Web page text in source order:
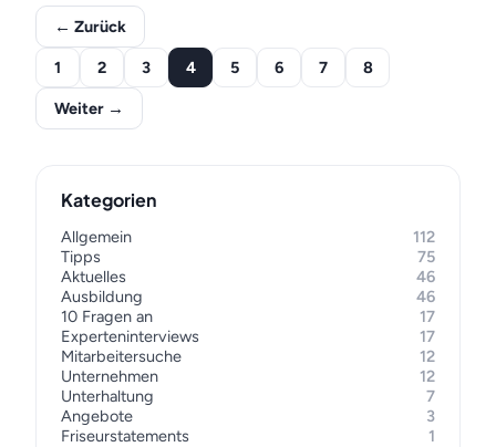
← Zurück
1 2 3 4 5 6 7 8
Weiter →
Kategorien
Allgemein
112
Tipps
75
Aktuelles
46
Ausbildung
46
10 Fragen an
17
Experteninterviews
17
Mitarbeitersuche
12
Unternehmen
12
Unterhaltung
7
Angebote
3
Friseurstatements
1